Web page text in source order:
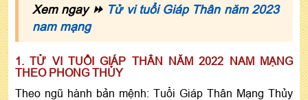
Xem ngay ⏩ Tử vi tuổi Giáp Thân năm 2023
nam mạng
1. TỬ VI TUỔI GIÁP THÂN NĂM 2022 NAM MẠNG
THEO PHONG THỦY
Theo ngũ hành bản mệnh: Tuổi Giáp Thân Mạng Thủy